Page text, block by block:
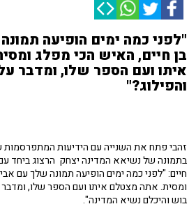
"לפני כמה ימים הופיעה
בן חיים, האיש הכי מפלג
איתו ועם הספר שלו, ומדבר
והפילוג?"
זהבי פתח את השנייה עם הידיעות
בתמונה של נשיאא המדינה יצחק הרצוג ביחד
חיים: "לפני כמה ימים הופיעה תמונה שלך עם
ומסית. אתה מצטלם איתו ועם הספר שלו,
בוש והיכלם נשיא המדינה".